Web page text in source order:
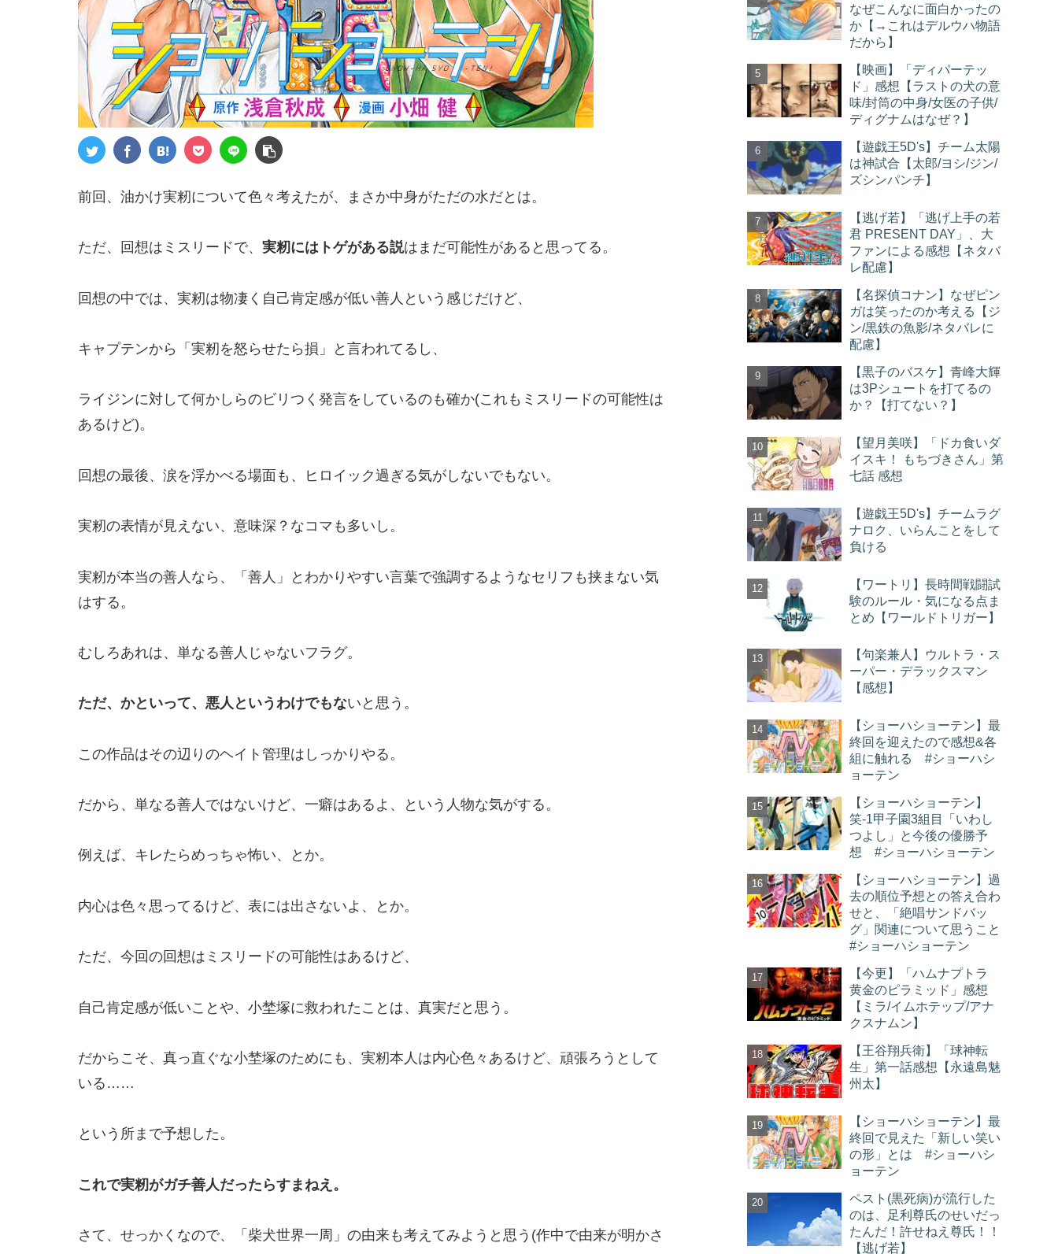
前回、油かけ実籾について色々考えたが、まさか中身がただの水だとは。
ただ、回想はミスリードで、 実籾にはトゲがある説はまだ可能性があると思ってる。
回想の中では、実籾は物凄く自己肯定感が低い善人という感じだけど、
キャプテンから「実籾を怒らせたら損」と言われてるし、
ライジンに対して何かしらのビリつく発言をしているのも確か(これもミスリードの可能性は
あるけど)。
回想の最後、涙を浮かべる場面も、ヒロイック過ぎる気がしないでもない。
実籾の表情が見えない、意味深？なコマも多いし。
実籾が本当の善人なら、「善人」とわかりやすい言葉で強調するようなセリフも挟まない気
はする。
むしろあれは、単なる善人じゃないフラグ。
ただ、かといって、悪人というわけでもないと思う。
この作品はその辺りのヘイト管理はしっかりやる。
だから、単なる善人ではないけど、一癖はあるよ、という人物な気がする。
例えば、キレたらめっちゃ怖い、とか。
内心は色々思ってるけど、表には出さないよ、とか。
ただ、今回の回想はミスリードの可能性はあるけど、
自己肯定感が低いことや、小埜塚に救われたことは、真実だと思う。
だからこそ、真っ直ぐな小埜塚のためにも、実籾本人は内心色々あるけど、頑張ろうとして
いる……
という所まで予想した。
これで実籾がガチ善人だったらすまねえ。
さて、せっかくなので、「柴犬世界一周」の由来も考えてみようと思う(作中で由来が明かさ
なぜこんなに面白かったの
か【→これはデルウハ物語
だから】
【映画】「ディパーテッ
ド」感想【ラストの犬の意
味/封筒の中身/女医の子供/
ディグナムはなぜ？】
【遊戯王5D's】チーム太陽
は神試合【太郎/ヨシ/ジン/
ズシンパンチ】
【逃げ若】「逃げ上手の若
君 PRESENT DAY」、大
ファンによる感想【ネタバ
レ配慮】
【名探偵コナン】なぜピン
ガは笑ったのか考える【ジ
ン/黒鉄の魚影/ネタバレに
配慮】
【黒子のバスケ】青峰大輝
は3Pシュートを打てるの
か？【打てない？】
【望月美咲】「ドカ食いダ
イスキ！ もちづきさん」第
七話 感想
【遊戯王5D's】チームラグ
ナロク、いらんことをして
負ける
【ワートリ】長時間戦闘試
験のルール・気になる点ま
とめ【ワールドトリガー】
【句楽兼人】ウルトラ・ス
ーパー・デラックスマン
【感想】
【ショーハショーテン】最
終回を迎えたので感想&各
組に触れる #ショーハシ
ョーテン
【ショーハショーテン】
笑-1甲子園3組目「いわし
つよし」と今後の優勝予
想 #ショーハショーテン
【ショーハショーテン】過
去の順位予想との答え合わ
せと、「絶唱サンドバッ
グ」関連について思うこと
#ショーハショーテン
【今更】「ハムナプトラ
黄金のピラミッド」感想
【ミラ/イムホテップ/アナ
クスナムン】
【王谷翔兵衛】「球神転
生」第一話感想【永遠島魅
州太】
【ショーハショーテン】最
終回で見えた「新しい笑い
の形」とは #ショーハシ
ョーテン
ペスト(黒死病)が流行した
のは、足利尊氏のせいだっ
たんだ！許せねえ尊氏！！
【逃げ若】